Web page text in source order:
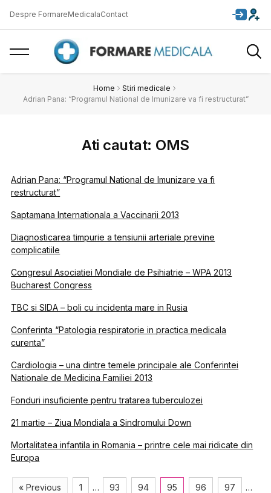
Despre FormareMedicalaContact
Home
Stiri medicale
Adrian Pana: “Programul National de Imunizare va fi restructurat”
Ati cautat: OMS
Adrian Pana: “Programul National de Imunizare va fi
restructurat”
Saptamana Internationala a Vaccinarii 2013
Diagnosticarea timpurie a tensiunii arteriale previne
complicatiile
Congresul Asociatiei Mondiale de Psihiatrie – WPA 2013
Bucharest Congress
TBC si SIDA – boli cu incidenta mare in Rusia
Conferinta “Patologia respiratorie in practica medicala
curenta”
Cardiologia – una dintre temele principale ale Conferintei
Nationale de Medicina Familiei 2013
Fonduri insuficiente pentru tratarea tuberculozei
21 martie – Ziua Mondiala a Sindromului Down
Mortalitatea infantila in Romania – printre cele mai ridicate din
Europa
« Previous 1 … 93 94 95 96 97 …